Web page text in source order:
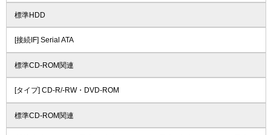
標準HDD
[接続IF] Serial ATA
標準CD-ROM関連
[タイプ] CD-R/-RW・DVD-ROM
標準CD-ROM関連